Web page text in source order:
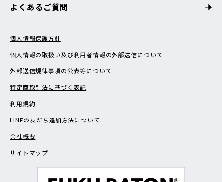
よくあるご質問
個人情報保護方針
個人情報の取扱い及び利用者情報の外部送信について
外部送信規律事項の公表等について
特定商取引法に基づく表記
利用規約
LINEの友だち追加方法について
会社概要
サイトマップ